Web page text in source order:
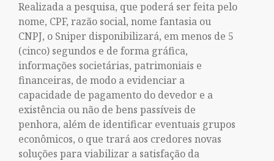
Realizada a pesquisa, que poderá ser feita pelo
nome, CPF, razão social, nome fantasia ou
CNPJ, o Sniper disponibilizará, em menos de 5
(cinco) segundos e de forma gráfica,
informações societárias, patrimoniais e
financeiras, de modo a evidenciar a
capacidade de pagamento do devedor e a
existência ou não de bens passíveis de
penhora, além de identificar eventuais grupos
econômicos, o que trará aos credores novas
soluções para viabilizar a satisfação da